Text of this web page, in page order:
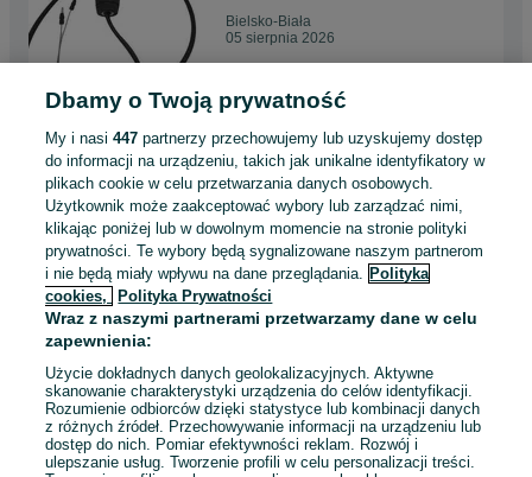
Bielsko-Biała
05 sierpnia 2026
Bezpiecznik główny 45A
minikoparka TAKEUCHI
TB175 TB228 TB216 TB016
35,67 zł
Bielsko-Biała
05 sierpnia 2026
Kosiarka bijakowa TB 125 z
SICMA | DOSTĘPNA OD RĘKI
Bielsko-Biała
04 sierpnia 2026
Dbamy o Twoją prywatność
My i nasi447 partnerzy przechowujemy lub uzyskujemy dostęp
do informacji na urządzeniu, takich jak unikalne identyfikatory w
plikach cookie w celu przetwarzania danych osobowych.
Użytkownik może zaakceptować wybory lub zarządzać nimi,
klikając poniżej lub w dowolnym momencie na stronie polityki
prywatności. Te wybory będą sygnalizowane naszym partnerom
i nie będą miały wpływu na dane przeglądania. Polityka
cookies,
Polityka Prywatności
Wraz z naszymi partnerami przetwarzamy dane w celu
zapewnienia:
Użycie dokładnych danych geolokalizacyjnych. Aktywne
skanowanie charakterystyki urządzenia do celów identyfikacji.
Rozumienie odbiorców dzięki statystyce lub kombinacji danych
z różnych źródeł. Przechowywanie informacji na urządzeniu lub
dostęp do nich. Pomiar efektywności reklam. Rozwój i
ulepszanie usług. Tworzenie profili w celu personalizacji treści.